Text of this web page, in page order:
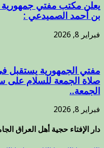
يعلن مكتب مفتي جمهورية
بن أحمد الصميدعي :
فبراير 8, 2026
مفتي الجمهورية يستقبل
صلاة الجمعة للسلام على
الجمعة..
فبراير 8, 2026
دار الإفتاء حجية أهل العراق